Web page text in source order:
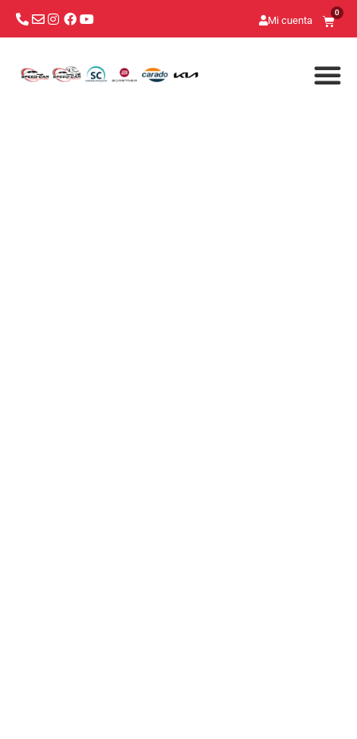
Mi cuenta
0